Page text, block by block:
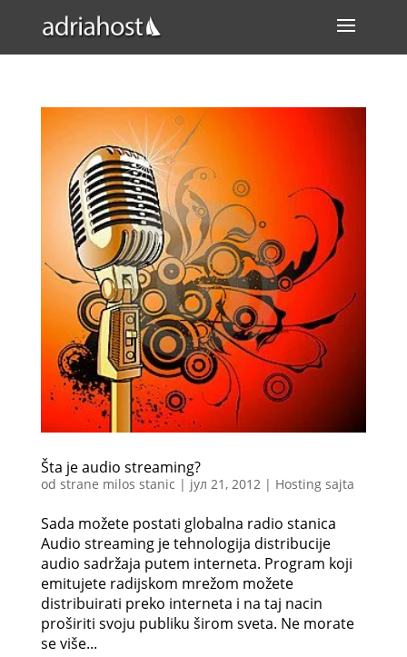
Šta je audio streaming?
od strane milos stanic | јул 21, 2012| Hosting sajta
Sada možete postati globalna radio stanica
Audio streaming je tehnologija distribucije
audio sadržaja putem interneta. Program koji
emitujete radijskom mrežom možete
distribuirati preko interneta i na taj nacin
proširiti svoju publiku širom sveta. Ne morate
se više...